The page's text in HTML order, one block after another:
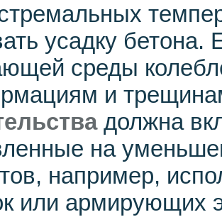
усадку бетона.
среды
и
должна
на
например,
или армирующих